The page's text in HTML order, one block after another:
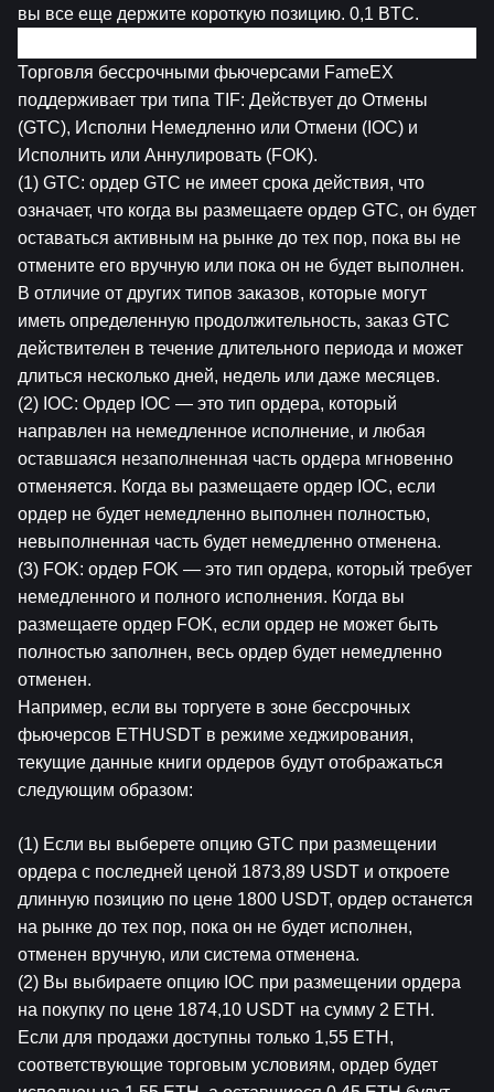
вы все еще держите короткую позицию. 0,1 BTC.
Торговля бессрочными фьючерсами FameEX
поддерживает три типа TIF: Действует до Отмены
(GTC), Исполни Немедленно или Отмени (IOC) и
Исполнить или Аннулировать (FOK).
(1) GTC: ордер GTC не имеет срока действия, что
означает, что когда вы размещаете ордер GTC, он будет
оставаться активным на рынке до тех пор, пока вы не
отмените его вручную или пока он не будет выполнен.
В отличие от других типов заказов, которые могут
иметь определенную продолжительность, заказ GTC
действителен в течение длительного периода и может
длиться несколько дней, недель или даже месяцев.
(2) IOC: Ордер IOC — это тип ордера, который
направлен на немедленное исполнение, и любая
оставшаяся незаполненная часть ордера мгновенно
отменяется. Когда вы размещаете ордер IOC, если
ордер не будет немедленно выполнен полностью,
невыполненная часть будет немедленно отменена.
(3) FOK: ордер FOK — это тип ордера, который требует
немедленного и полного исполнения. Когда вы
размещаете ордер FOK, если ордер не может быть
полностью заполнен, весь ордер будет немедленно
отменен.
Например, если вы торгуете в зоне бессрочных
фьючерсов ETHUSDT в режиме хеджирования,
текущие данные книги ордеров будут отображаться
следующим образом:
(1) Если вы выберете опцию GTC при размещении
ордера с последней ценой 1873,89 USDT и откроете
длинную позицию по цене 1800 USDT, ордер останется
на рынке до тех пор, пока он не будет исполнен,
отменен вручную, или система отменена.
(2) Вы выбираете опцию IOC при размещении ордера
на покупку по цене 1874,10 USDT на сумму 2 ETH.
Если для продажи доступны только 1,55 ETH,
соответствующие торговым условиям, ордер будет